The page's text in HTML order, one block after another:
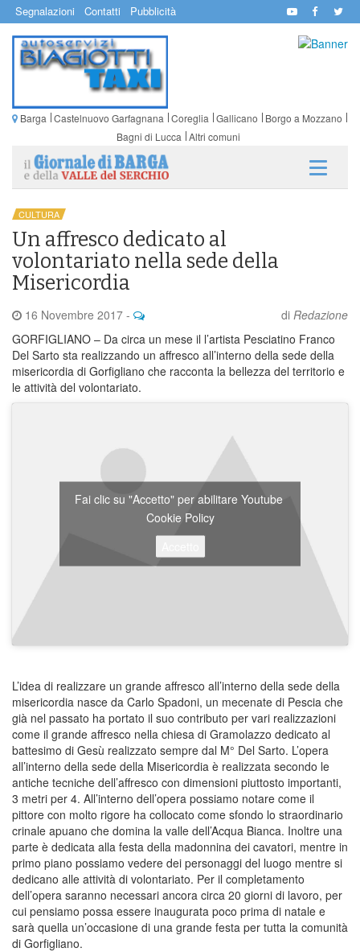
Segnalazioni Contatti Pubblicità
Barga Castelnuovo Garfagnana Coreglia Gallicano
Borgo a Mozzano
Bagni di Lucca Altri comuni
CULTURA
Un affresco dedicato al
volontariato nella sede della
Misericordia
16 Novembre 2017 - di Redazione
GORFIGLIANO – Da circa un mese il l’artista Pesciatino Franco
Del Sarto sta realizzando un affresco all’interno della sede della
misericordia di Gorfigliano che racconta la bellezza del territorio e
le attività del volontariato.
Fai clic su "Accetto" per abilitare Youtube
Cookie Policy
L’idea di realizzare un grande affresco all’interno della sede della
misericordia nasce da Carlo Spadoni, un mecenate di Pescia che
già nel passato ha portato il suo contributo per vari realizzazioni
come il grande affresco nella chiesa di Gramolazzo dedicato al
battesimo di Gesù realizzato sempre dal M° Del Sarto. L’opera
all’interno della sede della Misericordia è realizzata secondo le
antiche tecniche dell’affresco con dimensioni piuttosto importanti,
3 metri per 4. All’interno dell’opera possiamo notare come il
pittore con molto rigore ha collocato come sfondo lo straordinario
crinale apuano che domina la valle dell’Acqua Bianca. Inoltre una
parte è dedicata alla festa della madonnina dei cavatori, mentre in
primo piano possiamo vedere dei personaggi del luogo mentre si
dedicano alle attività di volontariato. Per il completamento
dell’opera saranno necessari ancora circa 20 giorni di lavoro, per
cui pensiamo possa essere inaugurata poco prima di natale e
sarà quella un’occasione di una grande festa per tutta la comunità
di Gorfigliano.